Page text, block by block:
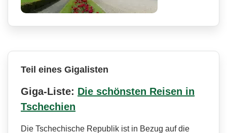
Teil eines Gigalisten
Giga-Liste: Die schönsten Reisen in
Tschechien
Die Tschechische Republik ist in Bezug auf die